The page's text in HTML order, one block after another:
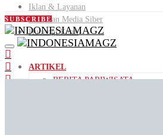
Iklan & Layanan
Pedoman Media Siber
Hubungi Kami
SUBSCRIBE
ARTIKEL
BERITA PARIWISATA